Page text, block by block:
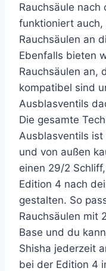
Rauchsäule nach
funktioniert
Rauchsäulen an
Ebenfalls bieten
Rauchsäulen an,
kompatibel sind
Ausblasventils
Die gesamte
Ausblasventils
und von außen
einen 29/2
Edition 4 nach
gestalten. So
Rauchsäulen mit
Base und du
Shisha jederzeit
bei der Edition 4